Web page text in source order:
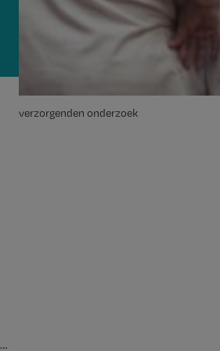
verzorgenden onderzoek
…